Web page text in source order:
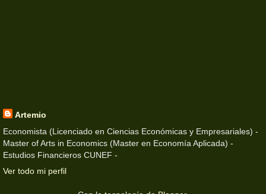
Artemio
Economista (Licenciado en Ciencias Económicas y Empresariales) -
Master of Arts in Economics (Master en Economía Aplicada) -
Estudios Financieros CUNEF -
Ver todo mi perfil